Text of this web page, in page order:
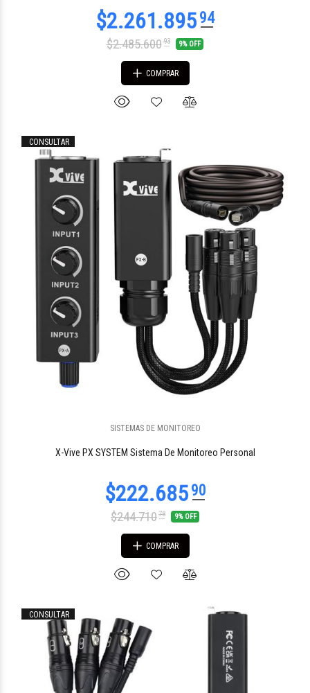
$2.485.60093 9% OFF
COMPRAR
CONSULTAR
SISTEMAS DE MONITOREO
X-Vive PX SYSTEM Sistema De Monitoreo Personal
$244.71078 9% OFF
COMPRAR
CONSULTAR